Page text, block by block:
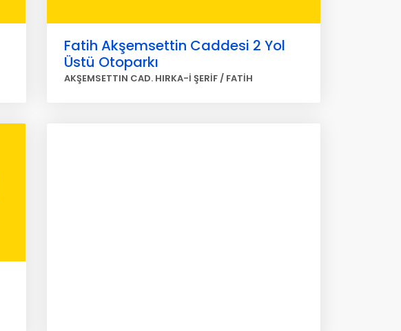
Fatih Akşemsettin Caddesi 2 Yol
Üstü Otoparkı
AKŞEMSETTIN CAD. HIRKA-İ ŞERİF / FATİH